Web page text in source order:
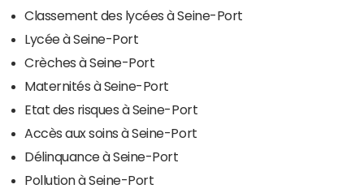
Classement des lycées à Seine-Port
Lycée à Seine-Port
Crèches à Seine-Port
Maternités à Seine-Port
Etat des risques à Seine-Port
Accès aux soins à Seine-Port
Délinquance à Seine-Port
Pollution à Seine-Port